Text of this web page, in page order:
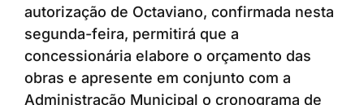
autorização de Octaviano, confirmada nesta
segunda-feira, permitirá que a
concessionária elabore o orçamento das
obras e apresente em conjunto com a
Administração Municipal o cronograma de